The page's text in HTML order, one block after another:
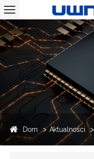
Dom Aktualności